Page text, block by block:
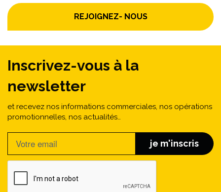
REJOIGNEZ- NOUS
Inscrivez-vous à la
newsletter
et recevez nos informations commerciales, nos opérations
promotionnelles, nos actualités…
je m'inscris